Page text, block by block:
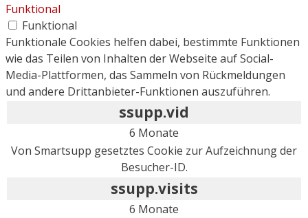
Funktional
Funktional
Funktionale Cookies helfen dabei, bestimmte Funktionen
wie das Teilen von Inhalten der Webseite auf Social-
Media-Plattformen, das Sammeln von Rückmeldungen
und andere Drittanbieter-Funktionen auszuführen.
ssupp.vid
6 Monate
Von Smartsupp gesetztes Cookie zur Aufzeichnung der
Besucher-ID.
ssupp.visits
6 Monate